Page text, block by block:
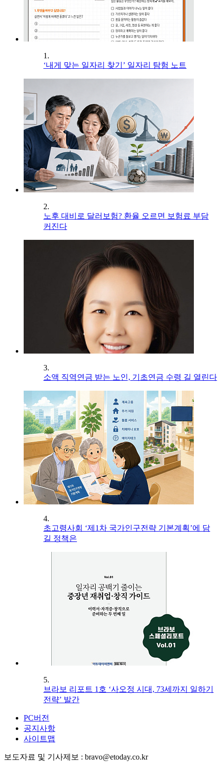
1.
‘내게 맞는 일자리 찾기’ 일자리 탐험 노트
2.
노후 대비로 달러보험? 환율 오르면 보험료 부담
커진다
3.
소액 직역연금 받는 노인, 기초연금 수령 길 열린다
4.
초고령사회 ‘제1차 국가인구전략 기본계획’에 담
길 정책은
5.
브라보 리포트 1호 ‘사오정 시대, 73세까지 일하기
전략’ 발간
PC버전
공지사항
사이트맵
보도자료 및 기사제보 : bravo@etoday.co.kr